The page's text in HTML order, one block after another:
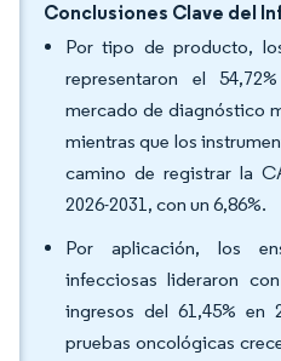
Conclusiones Clave del
Por tipo de producto,
representaron el
mercado de diagnóstico
mientras que los
camino de registrar la
2026-2031, con un 6,86%.
Por aplicación, los
infecciosas lideraron
ingresos del 61,45% en
pruebas oncológicas